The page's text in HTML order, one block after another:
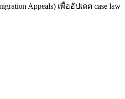
Appeals) เพื่ออัปเดต case law